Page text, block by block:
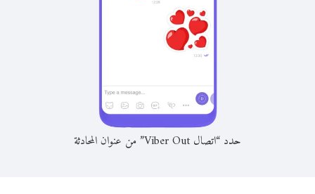
حدد “اتصال Viber Out” من عنوان المحادثة